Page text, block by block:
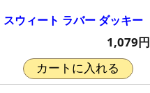
スウィート ラバー ダッキー
1,079円
カートに入れる